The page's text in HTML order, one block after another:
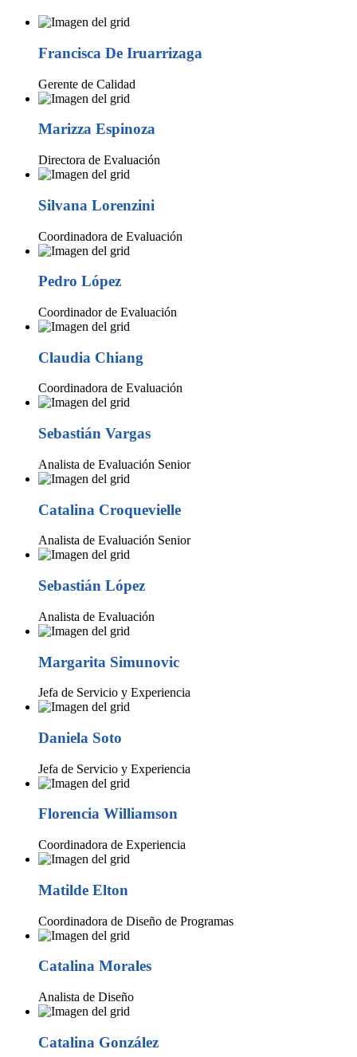
Francisca De Iruarrizaga
Gerente de Calidad
Marizza Espinoza
Directora de Evaluación
Silvana Lorenzini
Coordinadora de Evaluación
Pedro López
Coordinador de Evaluación
Claudia Chiang
Coordinadora de Evaluación
Sebastián Vargas
Analista de Evaluación Senior
Catalina Croquevielle
Analista de Evaluación Senior
Sebastián López
Analista de Evaluación
Margarita Simunovic
Jefa de Servicio y Experiencia
Daniela Soto
Jefa de Servicio y Experiencia
Florencia Williamson
Coordinadora de Experiencia
Matilde Elton
Coordinadora de Diseño de Programas
Catalina Morales
Analista de Diseño
Catalina González